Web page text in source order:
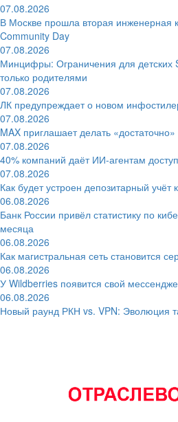
07.08.2026
В Москве прошла вторая инженерная
Community Day
07.08.2026
Минцифры: Ограничения для детских
только родителями
07.08.2026
ЛК предупреждает о новом
07.08.2026
MAX приглашает делать
07.08.2026
40% компаний даёт ИИ‑агентам
07.08.2026
Как будет устроен депозитарный учёт
06.08.2026
Банк России привёл статистику по
месяца
06.08.2026
Как магистральная сеть становится
06.08.2026
У Wildberries появится свой
06.08.2026
Новый раунд РКН vs. VPN: Эволюция